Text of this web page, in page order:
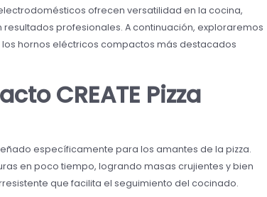
ofrecen versatilidad en la cocina,
profesionales. A continuación, exploraremos
hornos eléctricos compactos más destacados
CREATE Pizza
específicamente para los amantes de la pizza.
en poco tiempo, logrando masas crujientes y bien
que facilita el seguimiento del cocinado.